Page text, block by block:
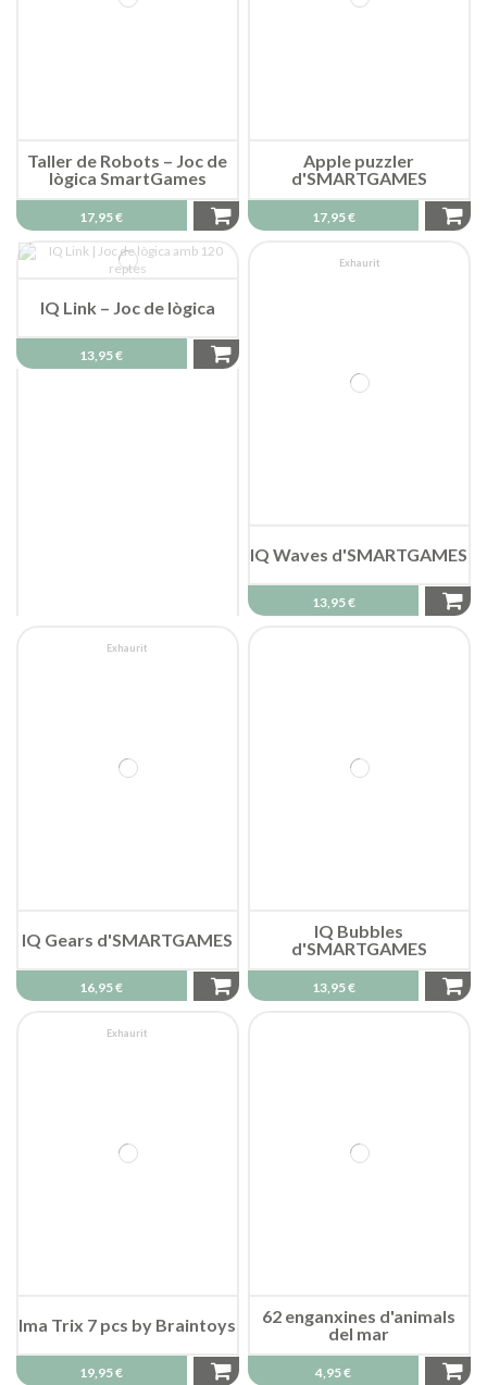
Taller de Robots – Joc de
lògica SmartGames
17,95 €
Apple puzzler
d'SMARTGAMES
17,95 €
IQ Link – Joc de lògica
13,95 €
Exhaurit
IQ Waves d'SMARTGAMES
13,95 €
Exhaurit
IQ Gears d'SMARTGAMES
16,95 €
IQ Bubbles
d'SMARTGAMES
13,95 €
Exhaurit
Ima Trix 7 pcs by Braintoys
19,95 €
62 enganxines d'animals
del mar
4,95 €